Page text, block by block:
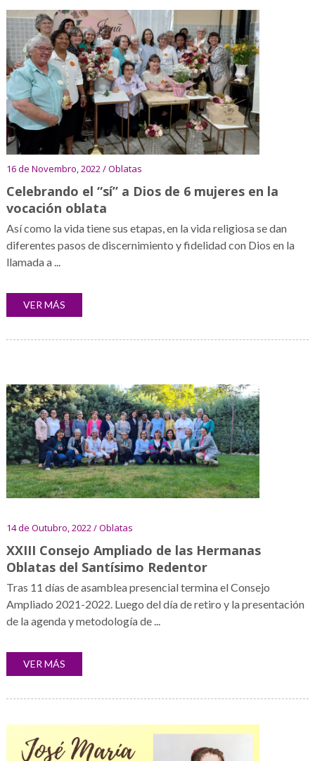
16 de Novembro, 2022 / Oblatas
Celebrando el “sí” a Dios de 6 mujeres en la
vocación oblata
Así como la vida tiene sus etapas, en la vida religiosa se dan
diferentes pasos de discernimiento y fidelidad con Dios en la
llamada a ...
VER MÁS
14 de Outubro, 2022 / Oblatas
XXIII Consejo Ampliado de las Hermanas
Oblatas del Santísimo Redentor
Tras 11 días de asamblea presencial termina el Consejo
Ampliado 2021-2022. Luego del día de retiro y la presentación
de la agenda y metodología de ...
VER MÁS